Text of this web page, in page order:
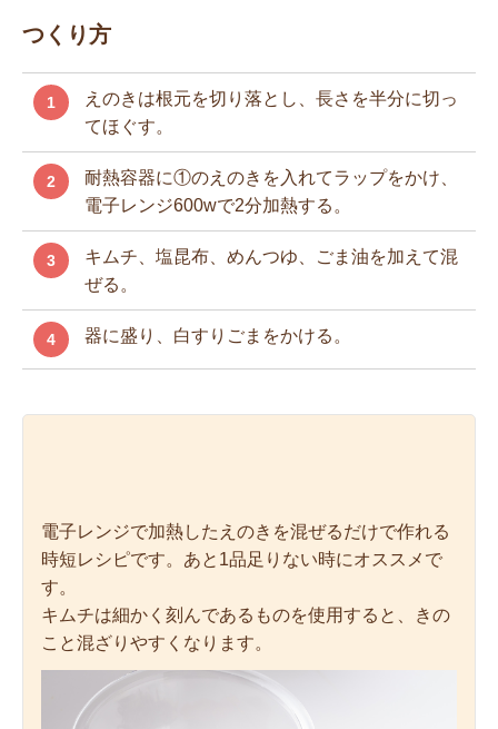
つくり方
1
えのきは根元を切り落とし、長さを半分に切っ
てほぐす。
2
耐熱容器に①のえのきを入れてラップをかけ、
電子レンジ600wで2分加熱する。
3
キムチ、塩昆布、めんつゆ、ごま油を加えて混
ぜる。
4 器に盛り、白すりごまをかける。
電子レンジで加熱したえのきを混ぜるだけで作れる
時短レシピです。あと1品足りない時にオススメで
す。
キムチは細かく刻んであるものを使用すると、きの
こと混ざりやすくなります。